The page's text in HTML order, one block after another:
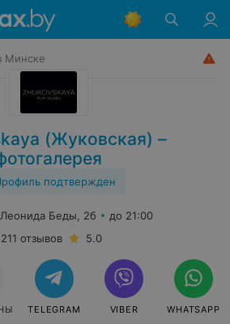
Минске
(Жуковская) –
подтвержден
Беды, 2б
до 21:00
отзывов
5.0
TELEGRAM VIBER WHATSAPP